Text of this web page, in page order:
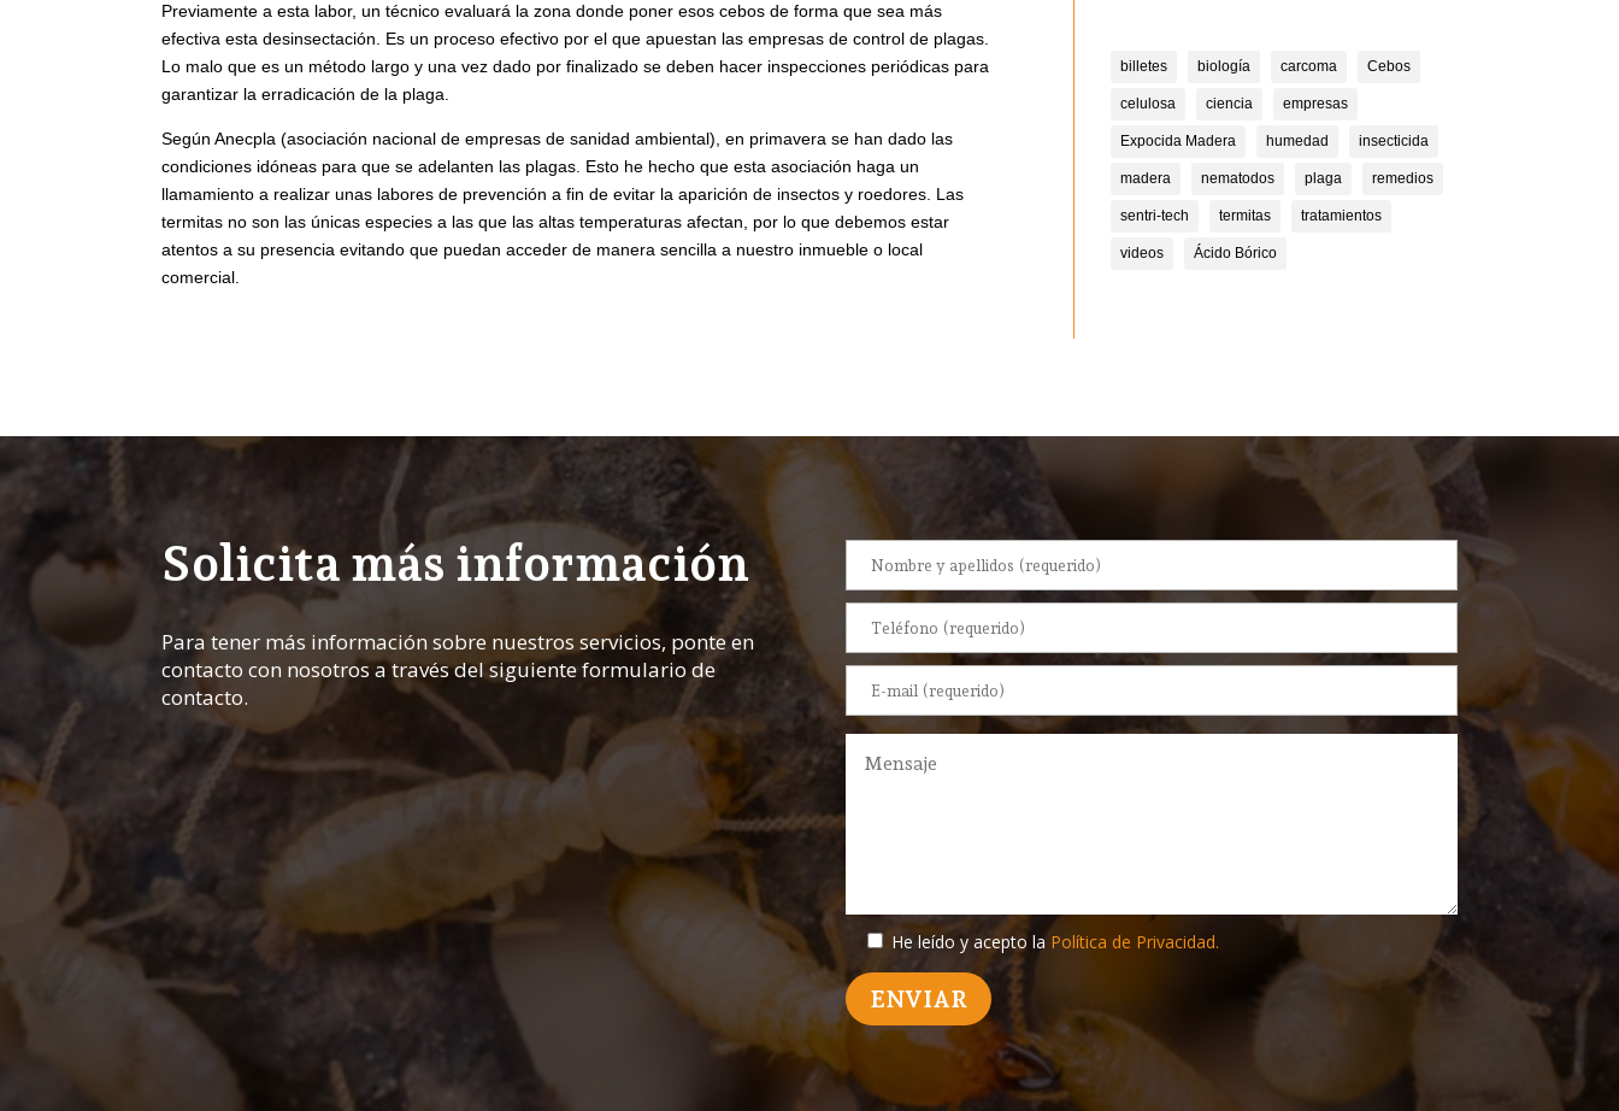
Previamente a esta labor, un técnico evaluará la zona donde poner esos cebos de forma que sea más
efectiva esta desinsectación. Es un proceso efectivo por el que apuestan las empresas de control de plagas.
Lo malo que es un método largo y una vez dado por finalizado se deben hacer inspecciones periódicas para
garantizar la erradicación de la plaga.
Según Anecpla (asociación nacional de empresas de sanidad ambiental), en primavera se han dado las
condiciones idóneas para que se adelanten las plagas. Esto he hecho que esta asociación haga un
llamamiento a realizar unas labores de prevención a fin de evitar la aparición de insectos y roedores. Las
termitas no son las únicas especies a las que las altas temperaturas afectan, por lo que debemos estar
atentos a su presencia evitando que puedan acceder de manera sencilla a nuestro inmueble o local
comercial.
billetes biología carcoma Cebos
celulosa ciencia empresas
Expocida Madera humedad insecticida
madera nematodos plaga remedios
sentri-tech termitas tratamientos
videos Ácido Bórico
Solicita más información
Para tener más información sobre nuestros servicios, ponte en
contacto con nosotros a través del siguiente formulario de
contacto.
He leído y acepto la Política de Privacidad.